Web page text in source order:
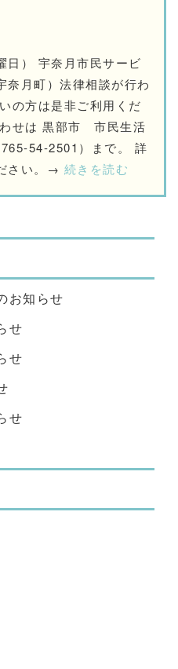
日） 宇奈月市民サービ
奈月町）法律相談が行わ
の方は是非ご利用くだ
せは 黒部市 市民生活
54-2501）まで。 詳
さい。→ 続きを読む
お知らせ
せ
せ
せ